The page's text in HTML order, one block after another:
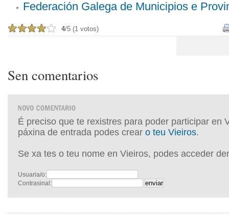
Federación Galega de Municipios e
4/5 (1 votos)
Sen comentarios
É preciso que te rexistres para poder participar en
páxina de entrada podes crear o teu Vieiros.
Se xa tes o teu nome en Vieiros, podes acceder
Usuaria/o:
Contrasinal: